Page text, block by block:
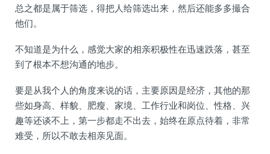
总之都是属于筛选，得把人给筛选出来，然后还能多多撮合
他们。
不知道是为什么，感觉大家的相亲积极性在迅速跌落，甚至
到了根本不想沟通的地步。
要是从我个人的角度来说的话，主要原因是经济，其他的那
些如身高、样貌、肥瘦、家境、工作行业和岗位、性格、兴
趣等还谈不上，第一步都走不出去，始终在原点待着，非常
难受，所以不敢去相亲见面。